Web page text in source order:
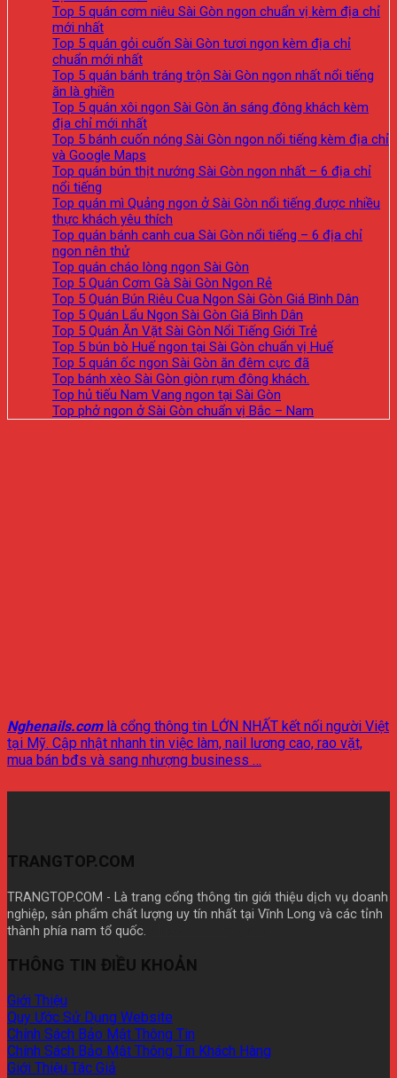
Top 5 quán cơm niêu Sài Gòn ngon chuẩn vị kèm địa chỉ
mới nhất
Top 5 quán gỏi cuốn Sài Gòn tươi ngon kèm địa chỉ
chuẩn mới nhất
Top 5 quán bánh tráng trộn Sài Gòn ngon nhất nổi tiếng
ăn là ghiền
Top 5 quán xôi ngon Sài Gòn ăn sáng đông khách kèm
địa chỉ mới nhất
Top 5 bánh cuốn nóng Sài Gòn ngon nổi tiếng kèm địa chỉ
và Google Maps
Top quán bún thịt nướng Sài Gòn ngon nhất – 6 địa chỉ
nổi tiếng
Top quán mì Quảng ngon ở Sài Gòn nổi tiếng được nhiều
thực khách yêu thích
Top quán bánh canh cua Sài Gòn nổi tiếng – 6 địa chỉ
ngon nên thử
Top quán cháo lòng ngon Sài Gòn
Top 5 Quán Cơm Gà Sài Gòn Ngon Rẻ
Top 5 Quán Bún Riêu Cua Ngon Sài Gòn Giá Bình Dân
Top 5 Quán Lẩu Ngon Sài Gòn Giá Bình Dân
Top 5 Quán Ăn Vặt Sài Gòn Nổi Tiếng Giới Trẻ
Top 5 bún bò Huế ngon tại Sài Gòn chuẩn vị Huế
Top 5 quán ốc ngon Sài Gòn ăn đêm cực đã
Top bánh xèo Sài Gòn giòn rụm đông khách.
Top hủ tiếu Nam Vang ngon tại Sài Gòn
Top phở ngon ở Sài Gòn chuẩn vị Bắc – Nam
Nghenails.comlà cổng thông tin LỚN NHẤT kết nối người Việt
tại Mỹ. Cập nhật nhanh tin việc làm, nail lương cao, rao vặt,
mua bán bđs và sang nhượng business …
TRANGTOP.COM
TRANGTOP.COM - Là trang cổng thông tin giới thiệu dịch vụ doanh
nghiệp, sản phẩm chất lượng uy tín nhất tại Vĩnh Long và các tỉnh
thành phía nam tổ quốc.
THÔNG TIN ĐIỀU KHOẢN
Giới Thiệu
Quy Ước Sử Dụng Website
Chính Sách Bảo Mật Thông Tin
Chính Sách Bảo Mật Thông Tin Khách Hàng
Giới Thiệu Tác Giả